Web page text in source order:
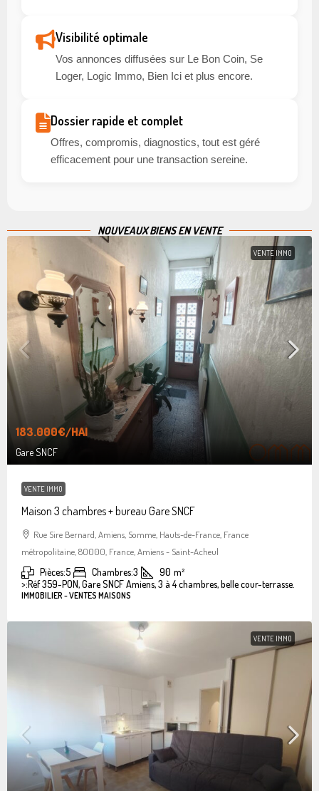
Visibilité optimale
Vos annonces diffusées sur Le Bon Coin, Se
Loger, Logic Immo, Bien Ici et plus encore.
Dossier rapide et complet
Offres, compromis, diagnostics, tout est géré
efficacement pour une transaction sereine.
NOUVEAUX BIENS EN VENTE
VENTE IMMO
183.000€/HAI
Gare SNCF
VENTE IMMO
Maison 3 chambres + bureau Gare SNCF
Rue Sire Bernard, Amiens, Somme, Hauts-de-France, France
métropolitaine, 80000, France, Amiens - Saint-Acheul
Pièces:5 Chambres:3 90 m²
>:Réf 359-PON, Gare SNCF Amiens, 3 à 4 chambres, belle cour-terrasse.
IMMOBILIER - VENTES MAISONS
VENTE IMMO